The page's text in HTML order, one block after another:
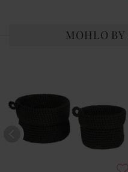
MOHLO BY